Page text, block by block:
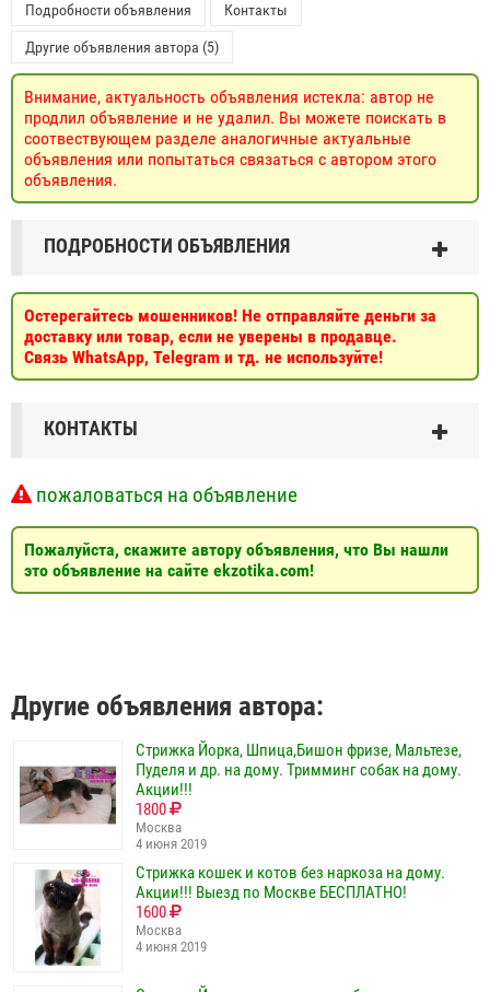
Подробности объявления Контакты
Другие объявления автора (5)
Внимание, актуальность объявления истекла: автор не
продлил объявление и не удалил. Вы можете поискать в
соотвествующем разделе аналогичные актуальные
объявления или попытаться связаться с автором этого
объявления.
ПОДРОБНОСТИ ОБЪЯВЛЕНИЯ
Остерегайтесь мошенников! Не отправляйте деньги за
доставку или товар, если не уверены в продавце.
Связь WhatsApp, Telegram и тд. не используйте!
КОНТАКТЫ
пожаловаться на объявление
Пожалуйста, скажите автору объявления, что Вы нашли
это объявление на сайте ekzotika.com!
Другие объявления автора:
Стрижка Йорка, Шпица,Бишон фризе, Мальтезе,
Пуделя и др. на дому. Тримминг собак на дому.
Акции!!!
1800
Москва
4 июня 2019
Стрижка кошек и котов без наркоза на дому.
Акции!!! Выезд по Москве БЕСПЛАТНО!
1600
Москва
4 июня 2019